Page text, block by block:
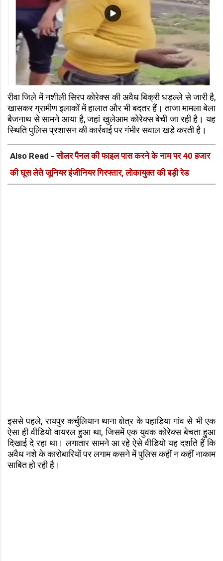
रीवा जिले में नशीली सिरप कोरेक्स की अवैध बिक्री धड़ल्ले से जारी है,
खासकर ग्रामीण इलाकों में हालात और भी बदतर हैं। ताजा मामला बेला
बैजनाथ से सामने आया है, जहां खुलेआम कोरेक्स बेची जा रही है। यह
स्थिति पुलिस प्रशासन की कार्रवाई पर गंभीर सवाल खड़े करती है।
Also Read -सोलर पैनल की फाइल पास करने के नाम पर 40 हजार
की घूस लेते जूनियर इंजीनियर गिरफ्तार, लोकायुक्त की बड़ी रेड
इससे पहले, रायपुर कर्चुलियान थाना क्षेत्र के पहाड़िया गांव से भी एक
ऐसा ही वीडियो वायरल हुआ था, जिसमें एक युवक कोरेक्स बेचता हुआ
दिखाई दे रहा था। लगातार सामने आ रहे ऐसे वीडियो यह दर्शाते हैं कि
अवैध नशे के कारोबारियों पर लगाम कसने में पुलिस कहीं न कहीं नाकाम
साबित हो रही है।